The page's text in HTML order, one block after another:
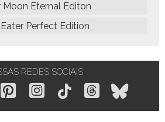
Moon Eternal Editon
Perfect Edition
REDES SOCIAIS